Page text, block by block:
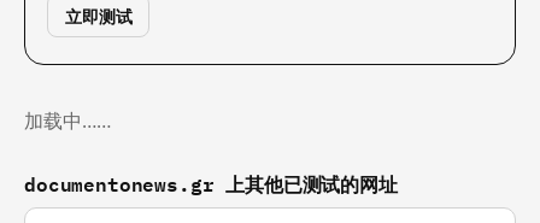
立即测试
加载中……
documentonews.gr 上其他已测试的网址